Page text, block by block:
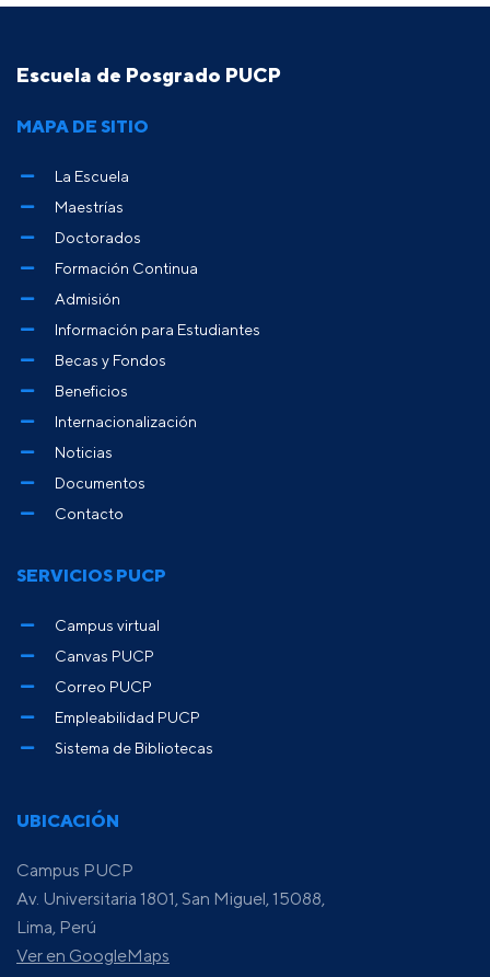
Escuela de Posgrado PUCP
UBICACIÓN
Campus PUCP
Av. Universitaria 1801, San Miguel, 15088,
Lima, Perú
Ver en GoogleMaps
MAPA DE SITIO
La Escuela
Maestrías
Doctorados
Formación Continua
Admisión
Información para Estudiantes
Becas y Fondos
Beneficios
Internacionalización
Noticias
Documentos
Contacto
SERVICIOS PUCP
Campus virtual
Canvas PUCP
Correo PUCP
Empleabilidad PUCP
Sistema de Bibliotecas